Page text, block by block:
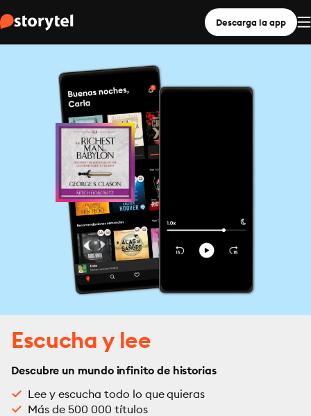
Descarga la app
Escucha y lee
Descubre un mundo infinito de historias
Lee y escucha todo lo que quieras
Más de 500 000 títulos